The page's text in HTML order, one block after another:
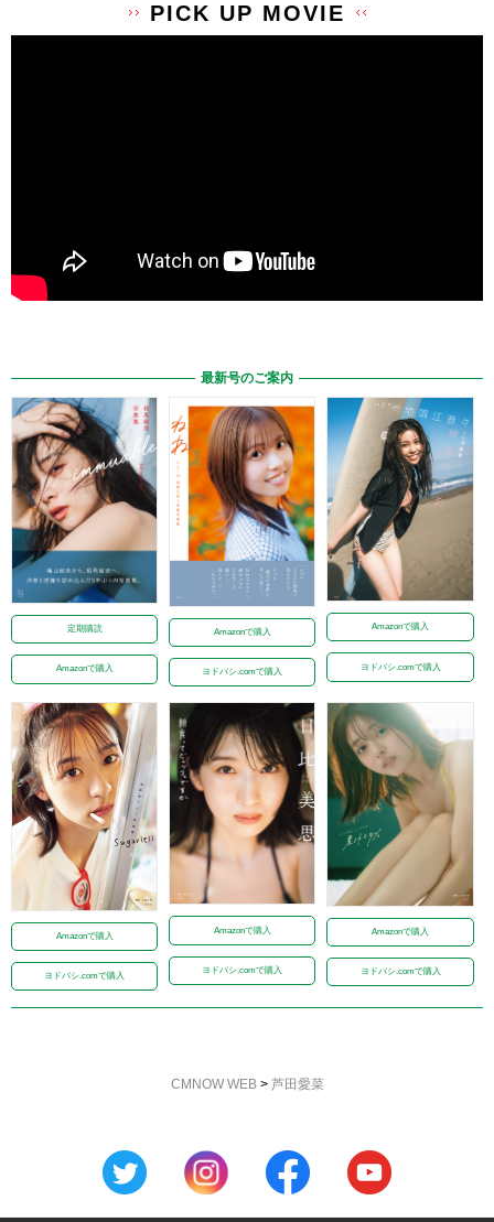
PICK UP MOVIE
最新号のご案内
定期購読
Amazonで購入
Amazonで購入
ヨドバシ.comで購入
Amazonで購入
ヨドバシ.comで購入
Amazonで購入
ヨドバシ.comで購入
Amazonで購入
ヨドバシ.comで購入
Amazonで購入
ヨドバシ.comで購入
CMNOW WEB> 芦田愛菜